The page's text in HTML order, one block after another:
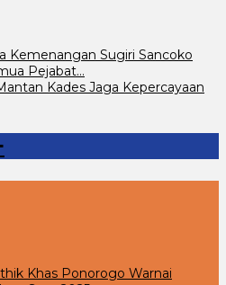
Kemenangan Sugiri Sancoko
Pejabat…
Kades Jaga Kepercayaan
Khas Ponorogo Warnai